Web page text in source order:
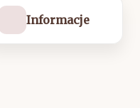
Informacje